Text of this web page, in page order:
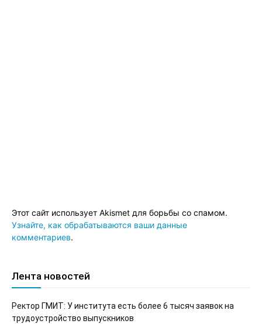
Этот сайт использует Akismet для борьбы со спамом.
Узнайте, как обрабатываются ваши данные
комментариев.
Лента новостей
Ректор ГМИТ: У института есть более 6 тысяч заявок на
трудоустройство выпускников